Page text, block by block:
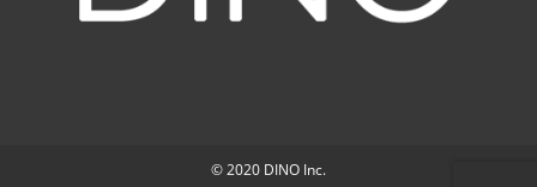
© 2020 DINO Inc.